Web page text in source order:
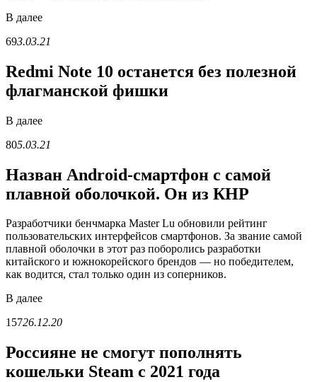
В далее
693.03.21
Redmi Note 10 останется без полезной
флагманской фишки
В далее
805.03.21
Назван Android-смартфон с самой
плавной оболочкой. Он из КНР
Разработчики бенчмарка Master Lu обновили рейтинг
пользовательских интерфейсов смартфонов. За звание самой
плавной оболочки в этот раз поборолись разработки
китайского и южнокорейского брендов — но победителем,
как водится, стал только один из соперников.
В далее
15726.12.20
Россияне не смогут пополнять
кошельки Steam с 2021 года